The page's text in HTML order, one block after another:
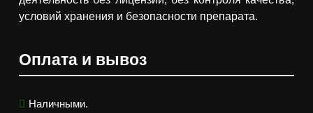
условий хранения и безопасности препарата.
Оплата и вывоз
Наличными.